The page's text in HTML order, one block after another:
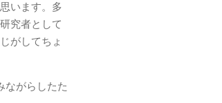
います。多
究者として
がしてちょ
ながらしたた